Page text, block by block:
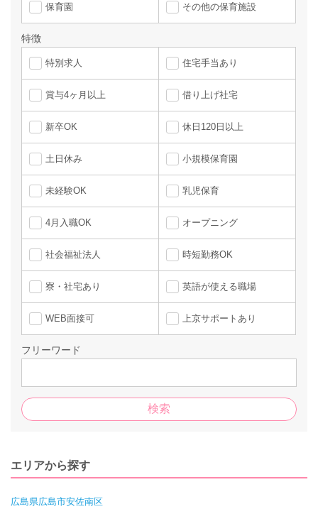
保育園 その他の保育施設
特徴
特別求人 住宅手当あり
賞与4ヶ月以上 借り上げ社宅
新卒OK 休日120日以上
土日休み 小規模保育園
未経験OK 乳児保育
4月入職OK オープニング
社会福祉法人 時短勤務OK
寮・社宅あり 英語が使える職場
WEB面接可 上京サポートあり
フリーワード
エリアから探す
広島県広島市安佐南区